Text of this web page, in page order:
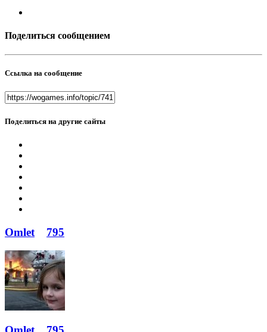
Поделиться сообщением
Ссылка на сообщение
Поделиться на другие сайты
Omlet 795